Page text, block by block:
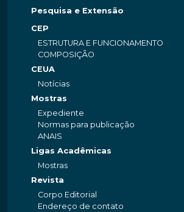
Pesquisa e Extensão
CEP
ESTRUTURA E FUNCIONAMENTO
COMPOSIÇÃO
CEUA
Notícias
Mostras
Expediente
Normas para publicação
ANAIS
Ligas Acadêmicas
Mostras
Revista
Corpo Editorial
Endereço de contato